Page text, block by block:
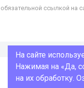
ссылкой на
На сайте
Нажимая на «Да,
на их обработку.